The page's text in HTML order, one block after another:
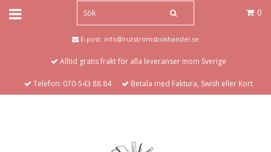
0
E-post: info@rutstromsbokhandel.se
Alltid gratis frakt för alla leveranser inom Sverige
Telefon: 070-543 88 84 Betala med Faktura, Swish eller Kort